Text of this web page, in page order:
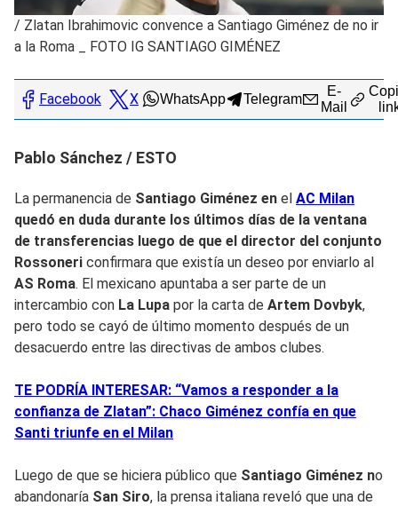
/ Zlatan Ibrahimovic convence a Santiago Giménez de no ir
a la Roma _ FOTO IG SANTIAGO GIMÉNEZ
Facebook X WhatsApp Telegram
E-
Mail
Pablo Sánchez / ESTO
La permanencia de Santiago Giménez en el AC Milan
quedó en duda durante los últimos días de la ventana
de transferencias luego de que el director del conjunto
Rossoneri confirmara que existía un deseo por enviarlo al
AS Roma. El mexicano apuntaba a ser parte de un
intercambio con La Lupa por la carta de Artem Dovbyk,
pero todo se cayó de último momento después de un
desacuerdo entre las directivas de ambos clubes.
TE PODRÍA INTERESAR: “Vamos a responder a la
confianza de Zlatan”: Chaco Giménez confía en que
Santi triunfe en el Milan
Luego de que se hiciera público que Santiago Giménez no
abandonaría San Siro, la prensa italiana reveló que una de